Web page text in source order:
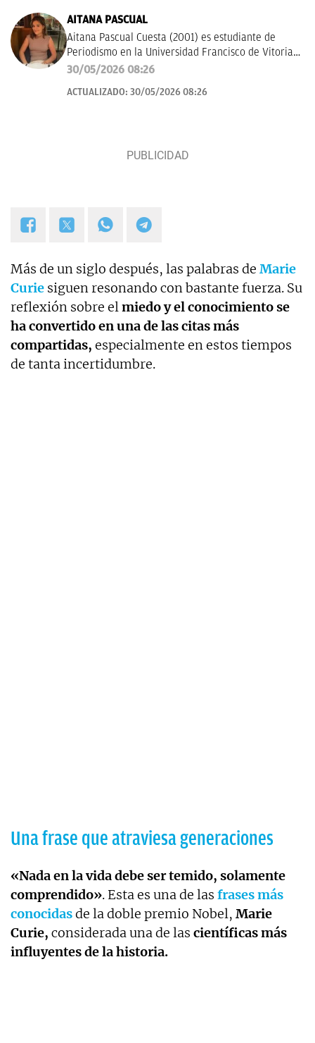
AITANA PASCUAL
Aitana Pascual Cuesta (2001) es estudiante de
Periodismo en la Universidad Francisco de Vitoria
de Madrid desde el 2023. Escogió esta profesión
escritura. Hoy en día, tiene mucho interés por la
30/05/2026 08:26
ACTUALIZADO: 30/05/2026 08:26
Más de un siglo después, las palabras de Marie
Curie siguen resonando con bastante fuerza. Su
reflexión sobre elmiedo y el conocimiento se
ha convertido en una de las citas más
compartidas, especialmente en estos tiempos
de tanta incertidumbre.
Una frase que atraviesa generaciones
«Nada en la vida debe ser temido, solamente
comprendido». Esta es una de las frases más
conocidasde la doble premio Nobel, Marie
Curie, considerada una de las científicas más
influyentes de la historia.